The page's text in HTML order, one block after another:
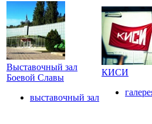
Выставочный зал
Боевой Славы
выставочный зал
КИСИ